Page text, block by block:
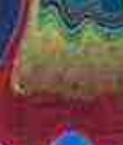
2024 bis Februar